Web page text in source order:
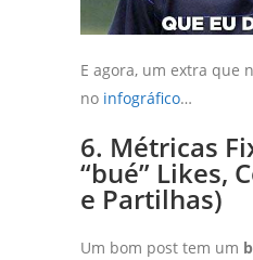
E agora, um extra que
no infográfico…
6. Métricas
“bué” Likes,
e Partilhas)
Um bom post tem um